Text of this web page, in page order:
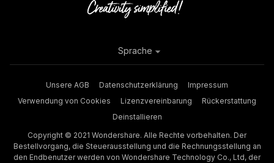
Unsere AGB Datenschutzerklärung
Impressum
Verwendung von Cookies
Lizenzvereinbarung
Rückerstattung
Deinstallieren
Copyright © 2021 Wondershare. Alle Rechte vorbehalten. Der
Bestellvorgang, die Steuerausstellung und die Rechnungsstellung an
den Endbenutzer werden von Wondershare Technology Co., Ltd, der
Sprache